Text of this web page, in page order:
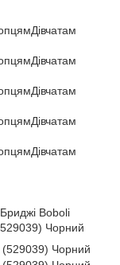
Дівчатам
Дівчатам
Дівчатам
Дівчатам
Дівчатам
Бриджі Boboli
Чорний